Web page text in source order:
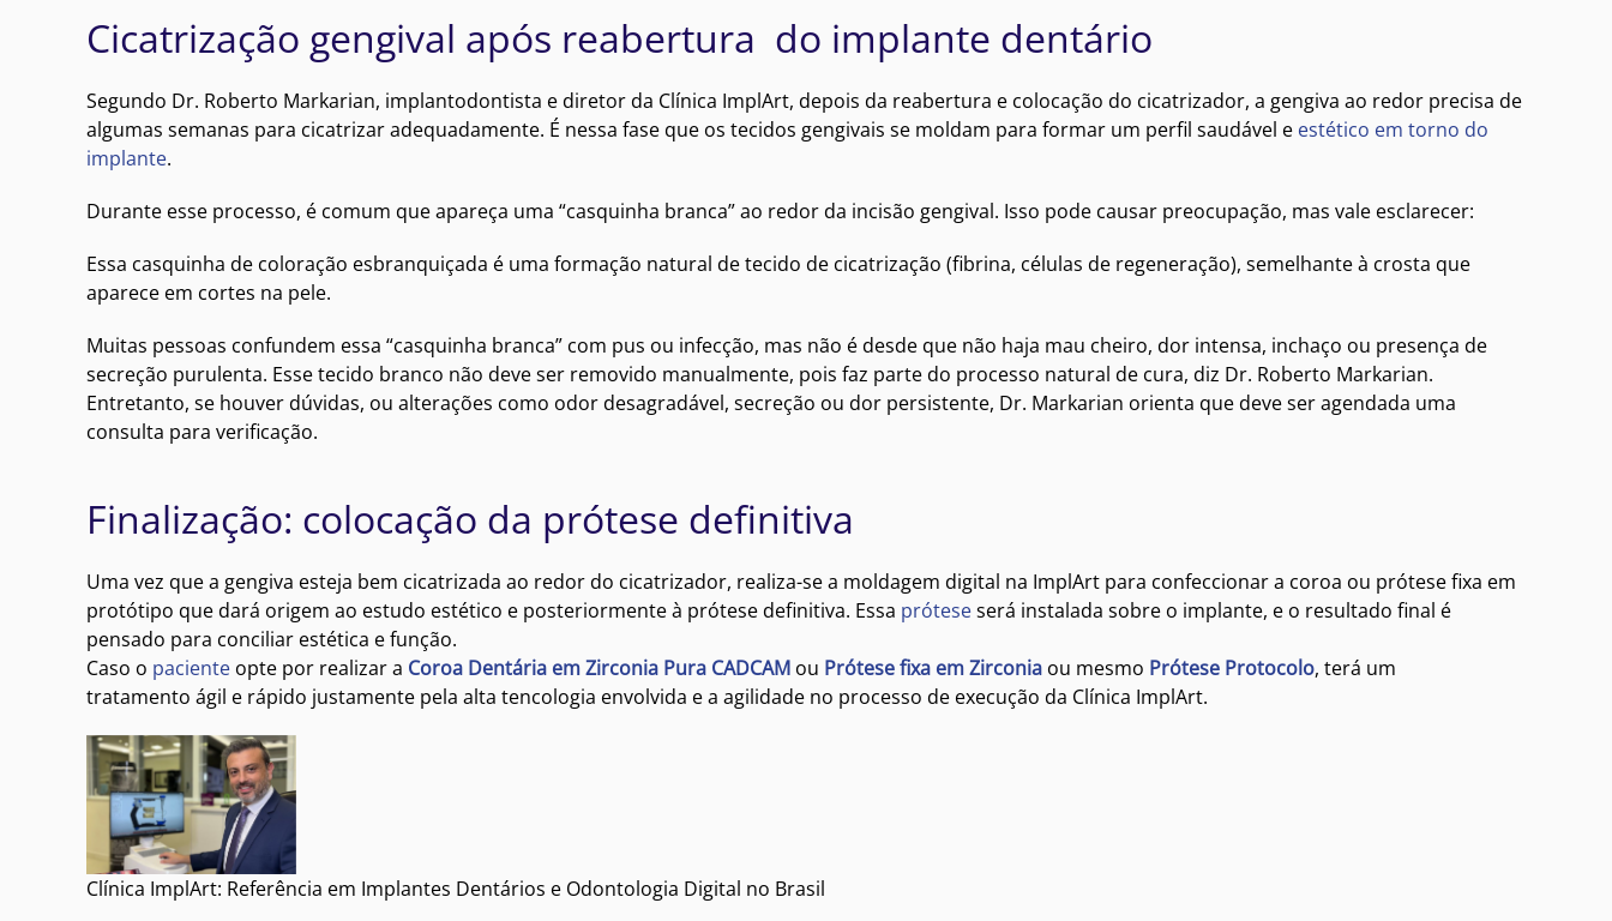
Cicatrização gengival após reabertura do implante dentário
Segundo Dr. Roberto Markarian, implantodontista e diretor da Clínica ImplArt, depois da reabertura e colocação do cicatrizador, a gengiva ao redor precisa de
algumas semanas para cicatrizar adequadamente. É nessa fase que os tecidos gengivais se moldam para formar um perfil saudável e estético em torno do
implante.
Durante esse processo, é comum que apareça uma “casquinha branca” ao redor da incisão gengival. Isso pode causar preocupação, mas vale esclarecer:
Essa casquinha de coloração esbranquiçada é uma formação natural de tecido de cicatrização (fibrina, células de regeneração), semelhante à crosta que
aparece em cortes na pele.
Muitas pessoas confundem essa “casquinha branca” com pus ou infecção, mas não é desde que não haja mau cheiro, dor intensa, inchaço ou presença de
secreção purulenta. Esse tecido branco não deve ser removido manualmente, pois faz parte do processo natural de cura, diz Dr. Roberto Markarian.
Entretanto, se houver dúvidas, ou alterações como odor desagradável, secreção ou dor persistente, Dr. Markarian orienta que deve ser agendada uma
consulta para verificação.
Finalização: colocação da prótese definitiva
Uma vez que a gengiva esteja bem cicatrizada ao redor do cicatrizador, realiza-se a moldagem digital na ImplArt para confeccionar a coroa ou prótese fixa em
protótipo que dará origem ao estudo estético e posteriormente à prótese definitiva. Essa próteseserá instalada sobre o implante, e o resultado final é
pensado para conciliar estética e função.
Caso o paciente opte por realizar a Coroa Dentária em Zirconia Pura CADCAM ou Prótese fixa em Zirconia ou mesmo Prótese Protocolo, terá um
tratamento ágil e rápido justamente pela alta tencologia envolvida e a agilidade no processo de execução da Clínica ImplArt.
Clínica ImplArt: Referência em Implantes Dentários e Odontologia Digital no Brasil